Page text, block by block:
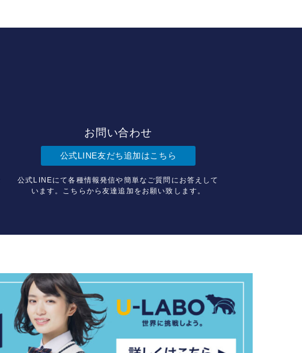
お問い合わせ
公式LINE友だち追加はこちら
公式LINEにて各種情報発信や簡単なご質問にお答えして
います。こちらから友達追加をお願い致します。